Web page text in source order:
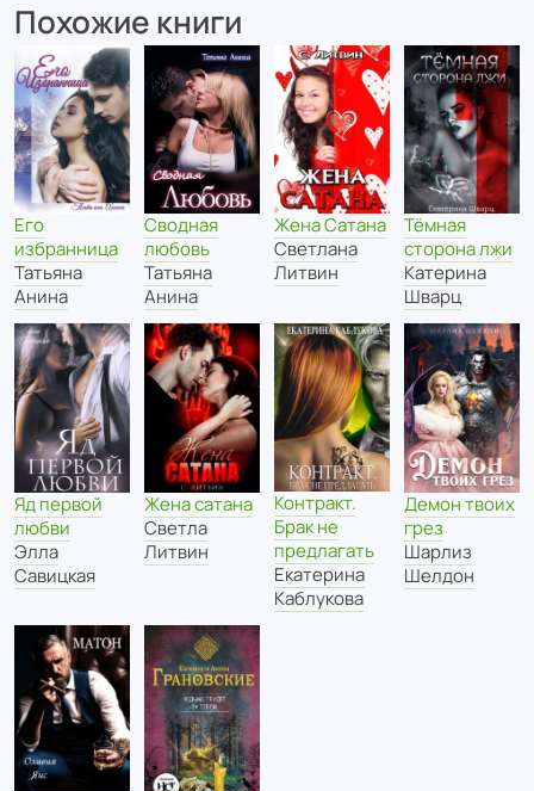
Похожие книги
Его
избранница
Татьяна
Анина
Сводная
любовь
Татьяна
Анина
Жена Сатана
Светлана
Литвин
Тёмная
сторона лжи
Катерина
Шварц
Яд первой
любви
Элла
Савицкая
Жена сатана
Светла
Литвин
Контракт.
Брак не
предлагать
Екатерина
Каблукова
Демон твоих
грез
Шарлиз
Шелдон